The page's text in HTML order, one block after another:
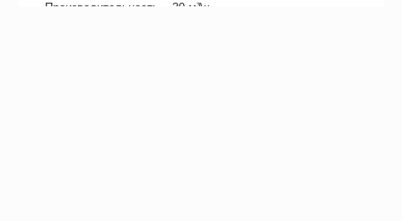
Производительность – 30 м³\ч